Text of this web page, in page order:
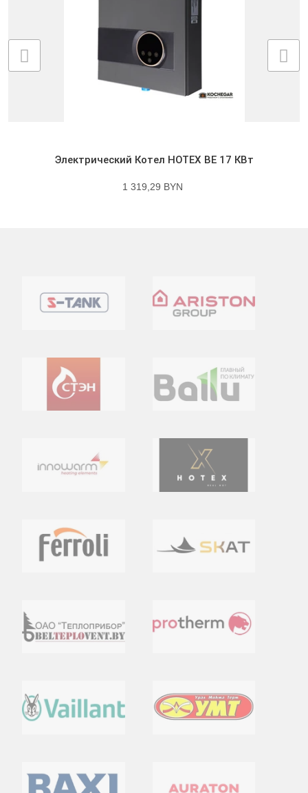
Электрический Котел HOTEX BE 17 КВт
1 319,29 BYN